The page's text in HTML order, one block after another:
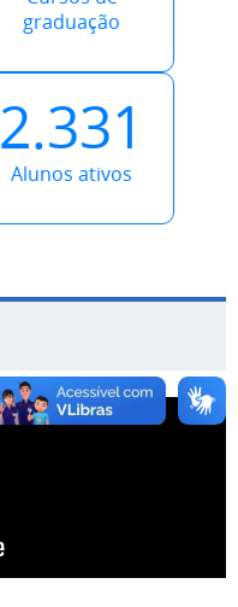
graduação
2.331
Alunos ativos